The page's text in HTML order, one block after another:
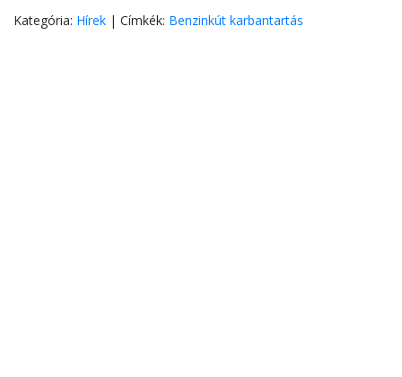
Kategória: Hírek | Címkék: Benzinkút karbantartás